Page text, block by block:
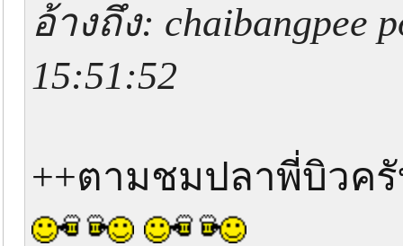
อ้างถึง: chaibangpee
15:51:52
++ตามชมปลาพี่บิวค